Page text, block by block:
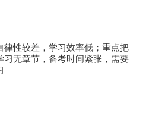
律性较差，学习效率低；重点把
习无章节，备考时间紧张，需要